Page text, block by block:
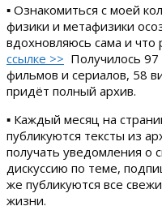
▪ Ознакомиться с моей
физики и метафизики
вдохновляюсь сама и
ссылке >> Получилось 97
фильмов и сериалов, 58
придёт полный архив.
▪ Каждый месяц на
публикуются тексты из
получать уведомления о
дискуссию по теме,
же публикуются все
жизни.